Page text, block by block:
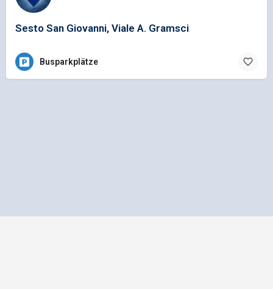
Sesto San Giovanni, Viale A. Gramsci
Busparkplätze